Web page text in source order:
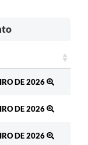
DE 2026
DE 2026
DE 2026